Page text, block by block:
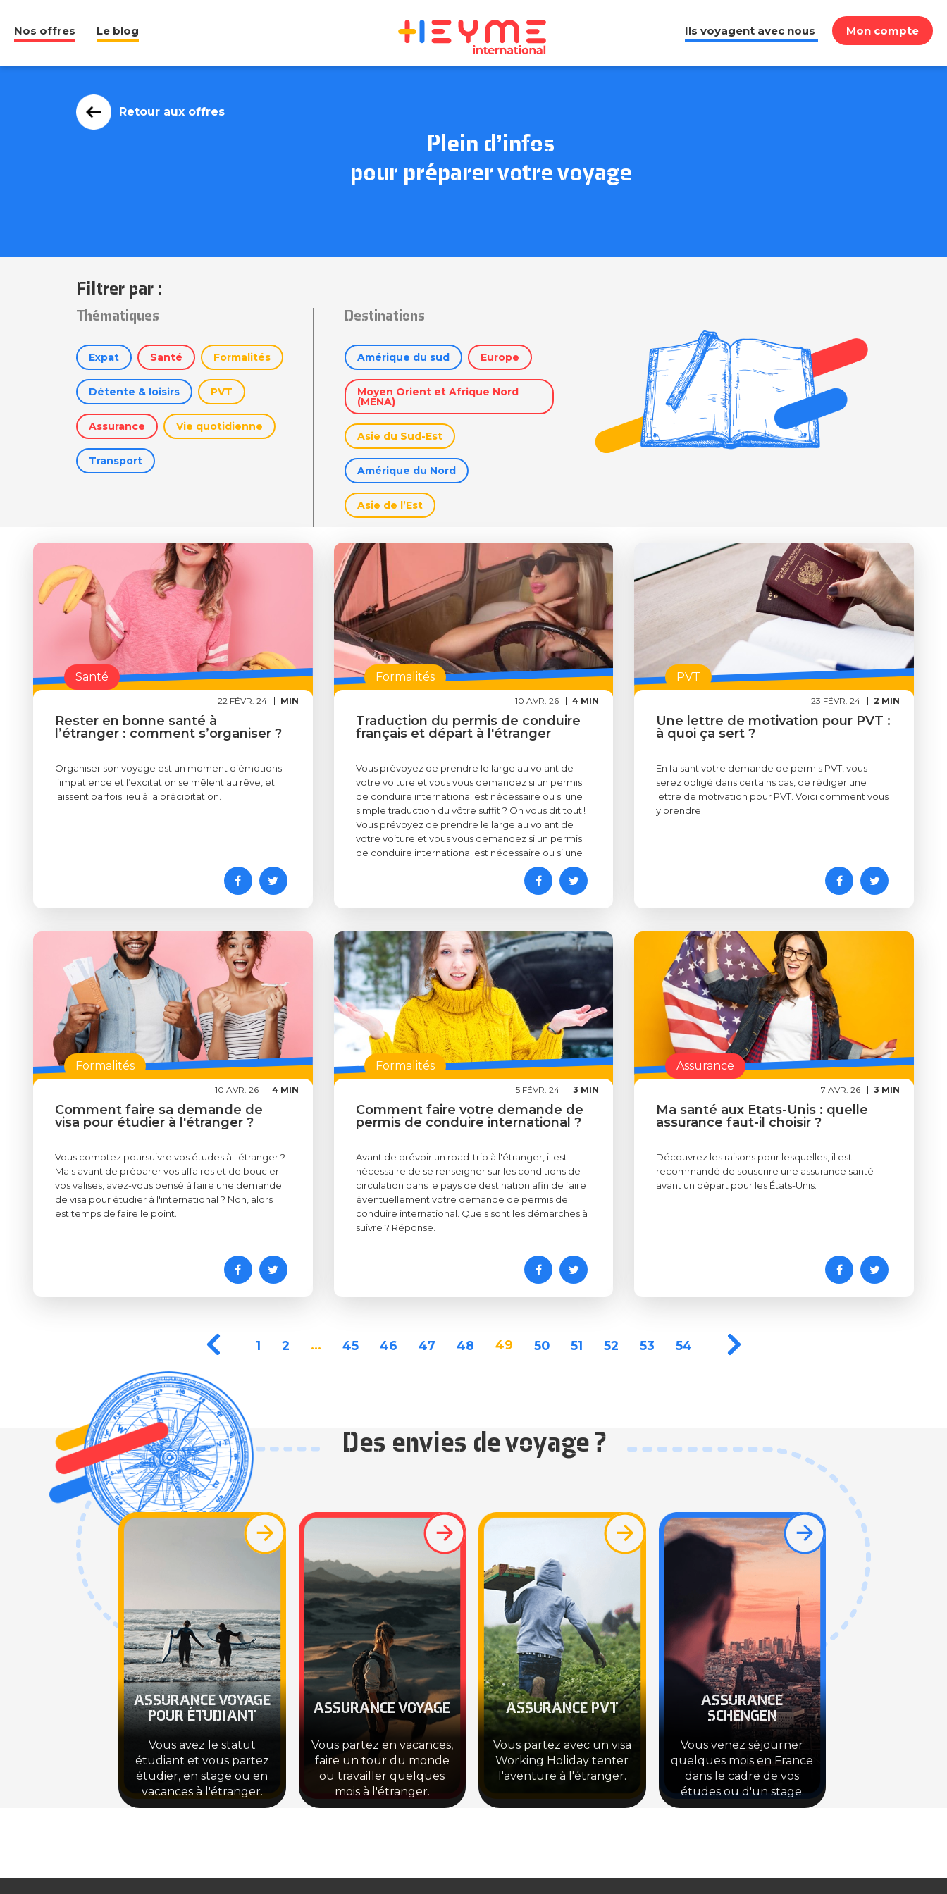
Nos offres Le blog Ils voyagent avec nous Mon compte
Retour aux offres
Plein d’infos
pour préparer votre voyage
Filtrer par :
Thématiques
Expat Santé Formalités
Détente & loisirs PVT
Assurance Vie quotidienne
Transport
Destinations
Amérique du sud Europe
Moyen Orient et Afrique Nord
(MENA)
Asie du Sud-Est
Amérique du Nord
Asie de l’Est
Santé
22 FÉVR. 24 MIN
Rester en bonne santé à
l’étranger : comment s’organiser ?
Organiser son voyage est un moment d’émotions :
l’impatience et l’excitation se mêlent au rêve, et
laissent parfois lieu à la précipitation.
Formalités
10 AVR. 26 4 MIN
Traduction du permis de conduire
français et départ à l'étranger
Vous prévoyez de prendre le large au volant de
votre voiture et vous vous demandez si un permis
de conduire international est nécessaire ou si une
simple traduction du vôtre suffit ? On vous dit tout !
Vous prévoyez de prendre le large au volant de
votre voiture et vous vous demandez si un permis
de conduire international est nécessaire ou si une
simple traduction du vôtre suffit ? On vous dit tout !
Vous prévoyez de prendre le large au volant de
votre voiture et vous vous demandez si un permis
de conduire international est nécessaire ou si une
PVT
23 FÉVR. 24 2 MIN
Une lettre de motivation pour PVT :
à quoi ça sert ?
En faisant votre demande de permis PVT, vous
serez obligé dans certains cas, de rédiger une
lettre de motivation pour PVT. Voici comment vous
y prendre.
Formalités
10 AVR. 26 4 MIN
Comment faire sa demande de
visa pour étudier à l'étranger ?
Vous comptez poursuivre vos études à l'étranger ?
Mais avant de préparer vos affaires et de boucler
vos valises, avez-vous pensé à faire une demande
de visa pour étudier à l'international ? Non, alors il
est temps de faire le point.
Formalités
5 FÉVR. 24 3 MIN
Comment faire votre demande de
permis de conduire international ?
Avant de prévoir un road-trip à l'étranger, il est
nécessaire de se renseigner sur les conditions de
circulation dans le pays de destination afin de faire
éventuellement votre demande de permis de
conduire international. Quels sont les démarches à
suivre ? Réponse.
Assurance
7 AVR. 26 3 MIN
Ma santé aux Etats-Unis : quelle
assurance faut-il choisir ?
Découvrez les raisons pour lesquelles, il est
recommandé de souscrire une assurance santé
avant un départ pour les États-Unis.
1 2 ... 45 46 47 48 49 50 51 52 53 54
Des envies de voyage ?
ASSURANCE VOYAGE
POUR ÉTUDIANT
Vous avez le statut
étudiant et vous partez
étudier, en stage ou en
vacances à l'étranger.
ASSURANCE VOYAGE
Vous partez en vacances,
faire un tour du monde
ou travailler quelques
mois à l'étranger.
ASSURANCE PVT
Vous partez avec un visa
Working Holiday tenter
l'aventure à l'étranger.
ASSURANCE
SCHENGEN
Vous venez séjourner
quelques mois en France
dans le cadre de vos
études ou d'un stage.